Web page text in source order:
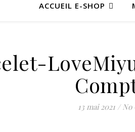
Le
ACCUEIL E-SHOP
13 mai 2021 / No